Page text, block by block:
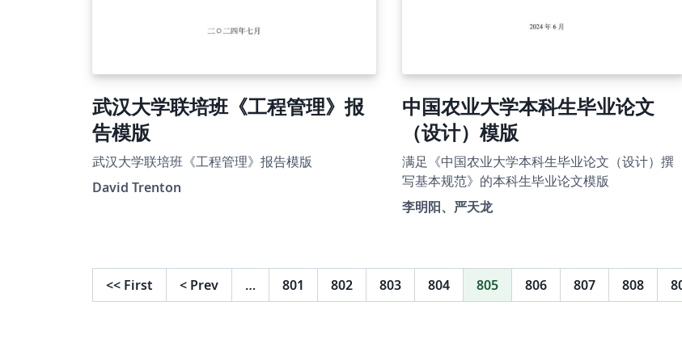
武汉大学联培班《工程管理》报
告模版
武汉大学联培班《工程管理》报告模版
David Trenton
中国农业大学本科生毕业论文
（设计）模版
满足《中国农业大学本科生毕业论文（设计）撰
写基本规范》的本科生毕业论文模版
李明阳、严天龙
<< First < Prev … 801 802 803 804 805 806 807 808